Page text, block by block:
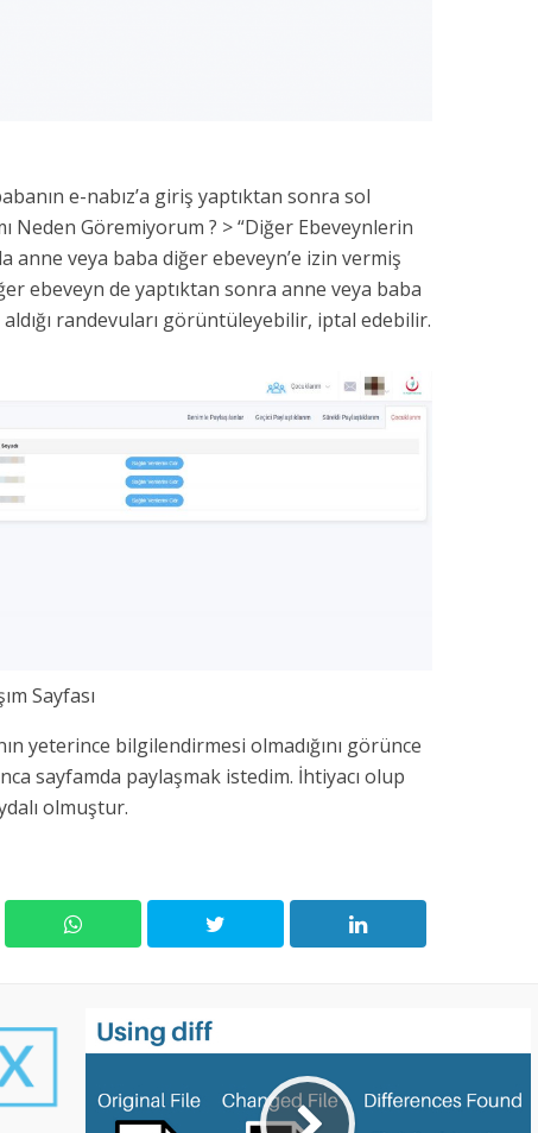
e-nabız’a giriş yaptıktan sonra sol
Neden Göremiyorum ? > “Diğer Ebeveynlerin
anne veya baba diğer ebeveyn’e izin vermiş
ebeveyn de yaptıktan sonra anne veya baba
randevuları görüntüleyebilir, iptal edebilir.
Sayfası
yeterince bilgilendirmesi olmadığını görünce
sayfamda paylaşmak istedim. İhtiyacı olup
olmuştur.